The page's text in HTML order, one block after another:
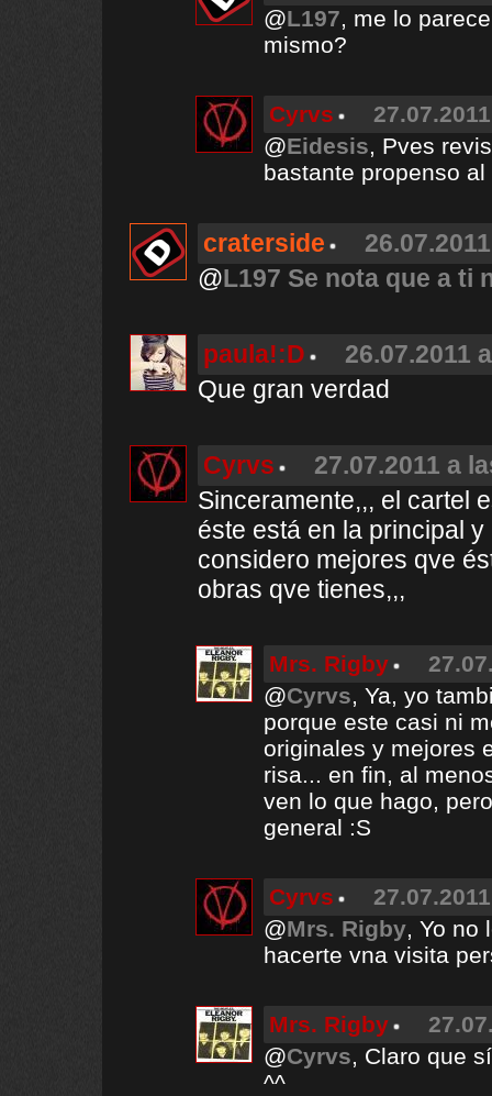
@L197, me lo
mismo?
Cyrvs
@Eidesis, Pves
bastante propenso
craterside
@L197 Se nota que a ti
paula!:D
26.07.2011
Que gran verdad
Cyrvs
27.07.2011 a
Sinceramente,,, el cartel
éste está en la principal
considero mejores qve
obras qve tienes,,,
Mrs. Rigby
@Cyrvs, Ya, yo
porque este casi ni
originales y mejores
risa... en fin, al
ven lo que hago,
general :S
Cyrvs
@Mrs. Rigby, Yo no
hacerte vna visita
Mrs. Rigby
@Cyrvs, Claro que
^^